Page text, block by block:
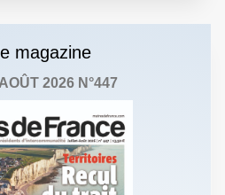
magazine
2026 N°447